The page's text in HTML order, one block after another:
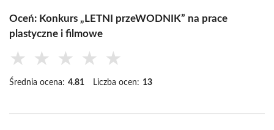
Oceń: Konkurs „LETNI przeWODNIK” na prace
plastyczne i filmowe
★ ★ ★ ★ ★
Średnia ocena: 4.81 Liczba ocen: 13